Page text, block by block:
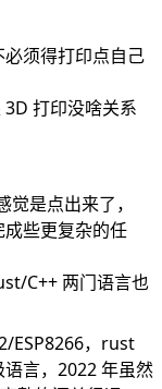
须得打印点自己
打印没啥关系
是点出来了，
些更复杂的任
C++ 两门语言也
ESP8266，rust
言，2022 年虽然